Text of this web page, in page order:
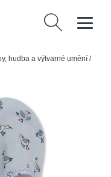
Vyhledávání
hudba a výtvarné umění /